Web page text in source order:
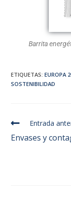
Barrita
ETIQUETAS:EUROPA
SOSTENIBILIDAD
Entrada
Envases y